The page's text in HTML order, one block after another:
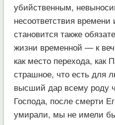
убийственным,
несоответствия времени
становится также
жизни временной — к
как место перехода,
страшное, что есть для
высший дар всему роду
Господа, после смерти
умирали, мы не имели